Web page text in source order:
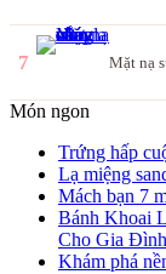
7 Mặt nạ
Món ngon
Trứng hấp
Lạ miệng
Mách bạn 7
Bánh Khoai
Cho Gia Đình
Khám phá